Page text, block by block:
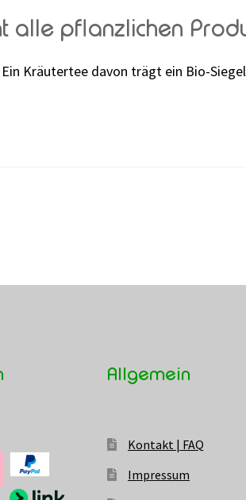
alle pflanzlichen
Kräutertee davon trägt ein Bio-
Allgemein
Kontakt | FAQ
Impressum